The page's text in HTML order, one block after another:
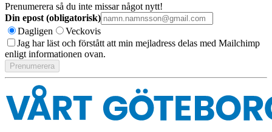
Prenumerera så du inte missar något nytt!
Din epost (obligatorisk)
Dagligen
Veckovis
Jag har läst och förstått att min mejladress delas med Mailchimp
enligt informationen ovan.